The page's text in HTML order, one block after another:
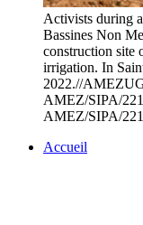
Activists during
Bassines Non
construction site
irrigation. In
2022.//
AMEZ/SIPA/
AMEZ/SIPA/
Accueil